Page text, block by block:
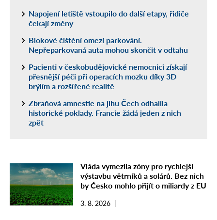
Napojení letiště vstoupilo do další etapy, řidiče
čekají změny
Blokové čištění omezí parkování.
Nepřeparkovaná auta mohou skončit v odtahu
Pacienti v českobudějovické nemocnici získají
přesnější péči při operacích mozku díky 3D
brýlím a rozšířené realitě
Zbraňová amnestie na jihu Čech odhalila
historické poklady. Francie žádá jeden z nich
zpět
Vláda vymezila zóny pro rychlejší
výstavbu větrníků a solárů. Bez nich
by Česko mohlo přijít o miliardy z EU
3. 8. 2026